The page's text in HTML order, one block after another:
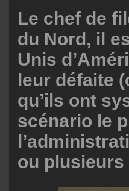
Le chef de
du Nord, il
Unis
leur défaite
qu’ils ont
scénario le
ou